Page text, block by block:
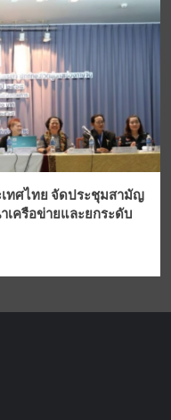
ทศไทย จัดประชุมสามัญ
เครือข่ายและยกระดับ